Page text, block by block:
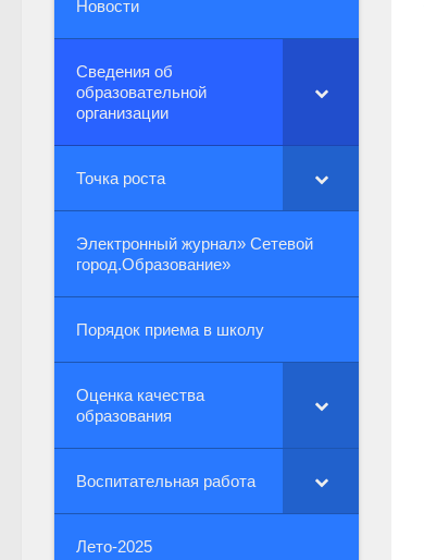
Новости
Сведения об
образовательной
организации
Точка роста
Электронный журнал» Сетевой
город.Образование»
Порядок приема в школу
Оценка качества
образования
Воспитательная работа
Лето-2025